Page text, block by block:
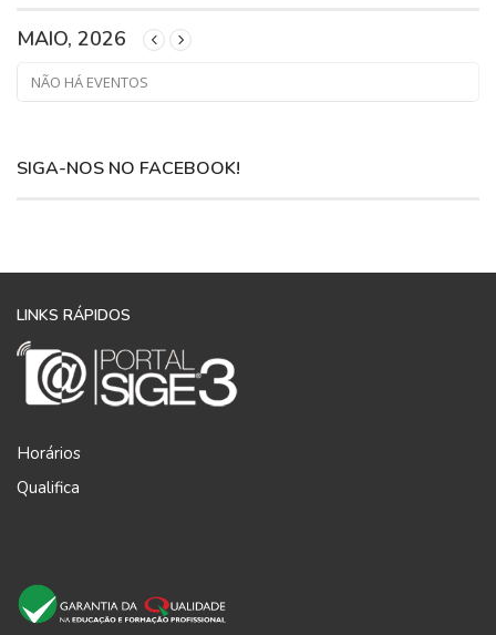
MAIO, 2026
NÃO HÁ EVENTOS
SIGA-NOS NO FACEBOOK!
LINKS RÁPIDOS
Horários
Qualifica